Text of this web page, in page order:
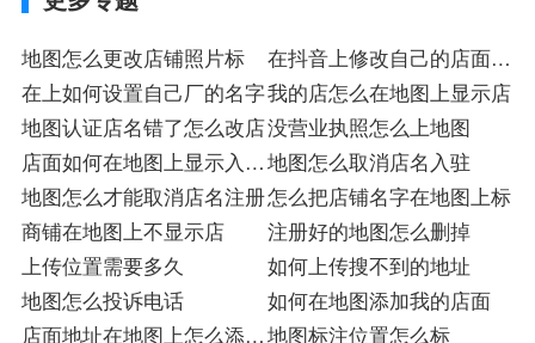
地图怎么更改店铺照片标
在抖音上修改自己的店面位
置
在上如何设置自己厂的名字我的店怎么在地图上显示店
地图认证店名错了怎么改店没营业执照怎么上地图
店面如何在地图上显示入驻
店
地图怎么取消店名入驻
地图怎么才能取消店名注册怎么把店铺名字在地图上标
商铺在地图上不显示店
注册好的地图怎么删掉
上传位置需要多久
如何上传搜不到的地址
地图怎么投诉电话
如何在地图添加我的店面
店面地址在地图上怎么添加地图标注位置怎么标